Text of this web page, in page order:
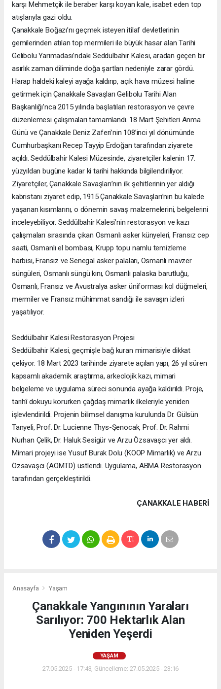
karşı Mehmetçik ile beraber karşı koyan kale, isabet eden top
atışlarıyla gazi oldu.
Çanakkale Boğazı’nı geçmek isteyen itilaf devletlerinin
gemilerinden atılan top mermileri ile büyük hasar alan Tarihi
Gelibolu Yarımadası’ndaki Seddülbahir Kalesi, aradan geçen bir
asırlık zaman diliminde doğa şartları nedeniyle zarar gördü.
Harap haldeki kaleyi ayağa kaldırıp, açık hava müzesi haline
getirmek için Çanakkale Savaşları Gelibolu Tarihi Alan
Başkanlığı’nca 2015 yılında başlatılan restorasyon ve çevre
düzenlemesi çalışmaları tamamlandı. 18 Mart Şehitleri Anma
Günü ve Çanakkale Deniz Zaferi’nin 108’inci yıl dönümünde
Cumhurbaşkanı Recep Tayyip Erdoğan tarafından ziyarete
açıldı. Seddülbahir Kalesi Müzesinde, ziyaretçiler kalenin 17.
yüzyıldan bugüne kadar ki tarihi hakkında bilgilendiriliyor.
Ziyaretçiler, Çanakkale Savaşları’nın ilk şehitlerinin yer aldığı
kabristanı ziyaret edip, 1915 Çanakkale Savaşları’nın bu kalede
yaşanan kısımlarını, o dönemin savaş malzemelerini, belgelerini
inceleyebiliyor. Seddülbahir Kalesi’nin restorasyon ve kazı
çalışmaları sırasında çıkan Osmanlı asker künyeleri, Fransız cep
saati, Osmanlı el bombası, Krupp topu namlu temizleme
harbisi, Fransız ve Senegal asker palaları, Osmanlı mavzer
süngüleri, Osmanlı süngü kını, Osmanlı palaska barutluğu,
Osmanlı, Fransız ve Avustralya asker üniforması kol düğmeleri,
mermiler ve Fransız mühimmat sandığı ile savaşın izleri
yaşatılıyor.
Seddülbahir Kalesi Restorasyon Projesi
Seddülbahir Kalesi, geçmişle bağ kuran mimarisiyle dikkat
çekiyor. 18 Mart 2023 tarihinde ziyarete açılan yapı, 26 yıl süren
kapsamlı akademik araştırma, arkeolojik kazı, mimari
belgeleme ve uygulama süreci sonunda ayağa kaldırıldı. Proje,
tarihî dokuyu korurken çağdaş mimarlık ilkeleriyle yeniden
işlevlendirildi. Projenin bilimsel danışma kurulunda Dr. Gülsün
Tanyeli, Prof. Dr. Lucienne Thys-Şenocak, Prof. Dr. Rahmi
Nurhan Çelik, Dr. Haluk Sesigür ve Arzu Özsavaşcı yer aldı.
Mimari projeyi ise Yusuf Burak Dolu (KOOP Mimarlık) ve Arzu
Özsavaşcı (AOMTD) üstlendi. Uygulama, ABMA Restorasyon
tarafından gerçekleştirildi.
ÇANAKKALE HABERİ
Anasayfa Yaşam
Çanakkale Yangınının Yaraları
Sarılıyor: 700 Hektarlık Alan
Yeniden Yeşerdi
YAŞAM
27.05.2025 - 17:43, Güncelleme: 27.05.2025 - 23:16